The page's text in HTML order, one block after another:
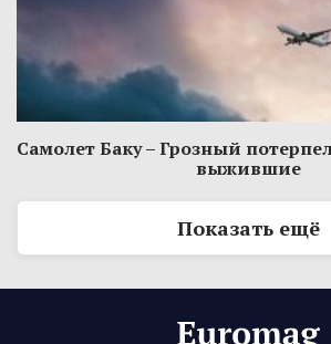
Самолет Баку – Грозный
выжившие
Показать ещё